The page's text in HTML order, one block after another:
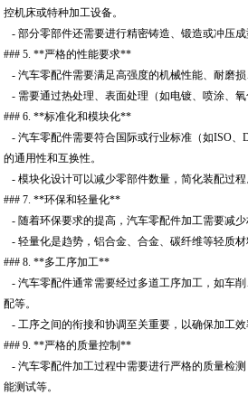
控机床或特种加工设备。
- 部分零部件还需要进行精密铸造、锻造或冲压成
### 5. **严格的性能要求**
- 汽车零配件需要满足高强度的机械性能、耐磨损
- 需要通过热处理、表面处理（如电镀、喷涂、氧
### 6. **标准化和模块化**
- 汽车零配件需要符合国际或行业标准（如ISO、
的通用性和互换性。
- 模块化设计可以减少零部件数量，简化装配过程
### 7. **环保和轻量化**
- 随着环保要求的提高，汽车零配件加工需要减少
- 轻量化是趋势，铝合金、合金、碳纤维等轻质材
### 8. **多工序加工**
- 汽车零配件通常需要经过多道工序加工，如车
配等。
- 工序之间的衔接和协调至关重要，以确保加工效
### 9. **严格的质量控制**
- 汽车零配件加工过程中需要进行严格的质量检
能测试等。